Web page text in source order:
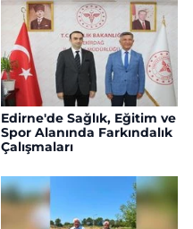
Edirne'de Sağlık, Eğitim ve
Spor Alanında Farkındalık
Çalışmaları